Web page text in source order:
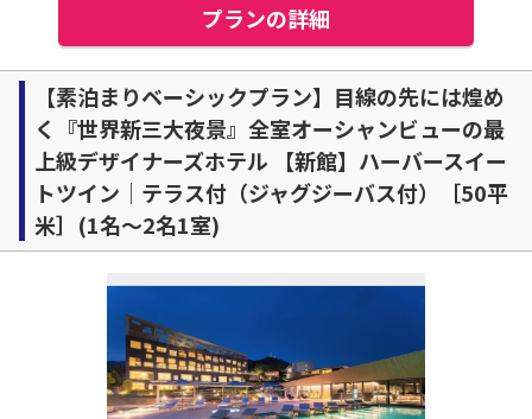
プランの詳細
【素泊まりベーシックプラン】目線の先には煌め
く『世界新三大夜景』全室オーシャンビューの最
上級デザイナーズホテル 【新館】ハーバースイー
トツイン｜テラス付（ジャグジーバス付）［50平
米］(1名～2名1室)